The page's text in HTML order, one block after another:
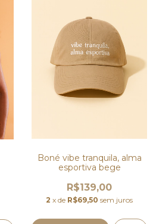
Boné vibe tranquila, alma
esportiva bege
R$139,00
2 x de R$69,50 sem juros